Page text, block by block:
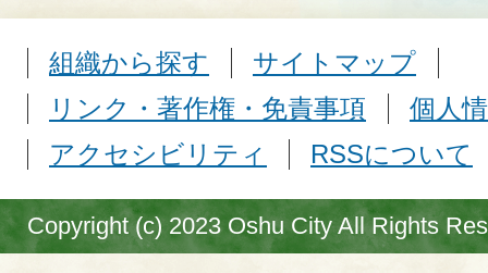
組織から探す
サイトマップ
リンク・著作権・免責事項
個人
アクセシビリティ
RSSについて
Copyright (c) 2023 Oshu City All Rights